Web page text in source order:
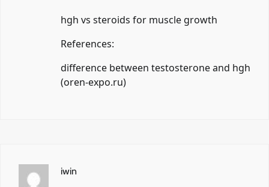
hgh vs steroids for muscle growth
References:
difference between testosterone and hgh
(oren-expo.ru)
iwin